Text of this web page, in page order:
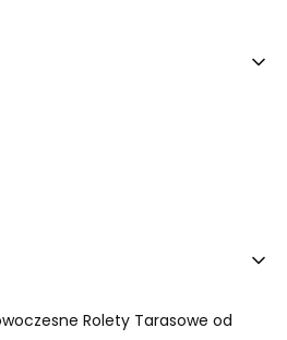
Rolety Tarasowe od